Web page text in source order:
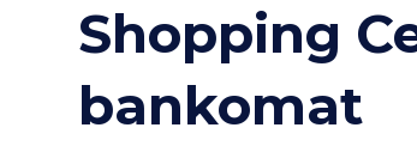
Shopping
bankomat